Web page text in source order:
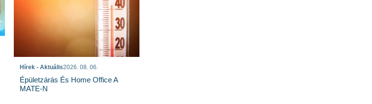
Hírek - Aktuális2026. 08. 06.
Épületzárás És Home Office A
MATE-N